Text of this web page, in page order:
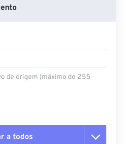
de origem (máximo de 255
a todos